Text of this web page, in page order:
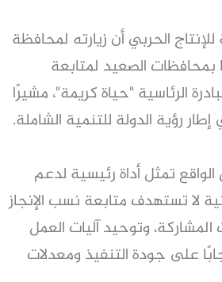
الحربي أن زيارته لمحافظة
الصعيد لمتابعة
الرئاسية "حياة كريمة"، مشيرًا
رؤية الدولة للتنمية الشاملة.
تمثل أداة رئيسية لدعم
لا تستهدف متابعة نسب الإنجاز
وتوحيد آليات العمل
على جودة التنفيذ ومعدلات